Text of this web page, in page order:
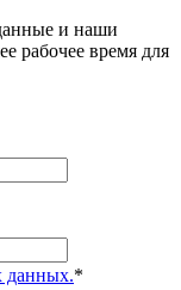
и наши
рабочее время для
данных.*